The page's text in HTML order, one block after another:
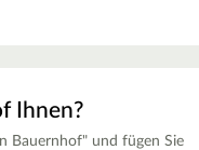
Ihnen?
Bauernhof" und fügen Sie